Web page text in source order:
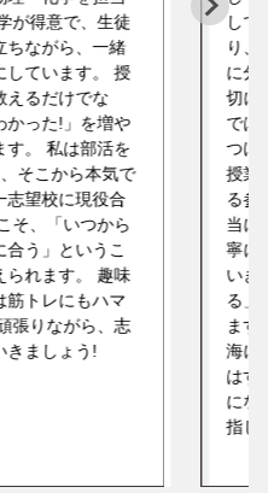
を得意としてお
たのか」を一緒
化する指導を大
答えを教えるの
る読み方を身に
識しています。
自身が思ってい
志望校合格に本
レがないかを丁
つずつ解消して
「やればでき
最後まで伴走し
グ🤿で、最近は
います。 努力
語を
では
る指
教育
学部
大学
ど、
強み
う言
けで
なる
てい
で、
18〜
る経
あり
思っ